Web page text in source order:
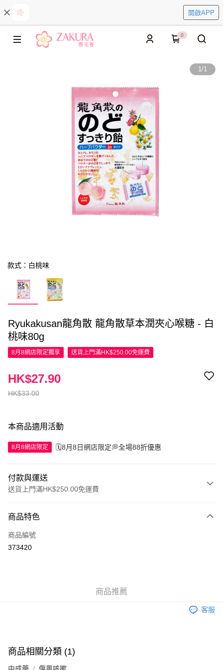
開啟APP
0
1/1
款式：白桃味
Ryukakusan龍角散 龍角散草本潤夾心喉糖 - 白
桃味80g
8月8網店限定獨享 送貨上門滿HK$250.00免運費
HK$33.00
HK$27.90
本商品適用活動
8月8網店限定 🗓️8月8日網店限定💭全場88折優惠
付款與運送
送貨上門滿HK$250.00免運費
信用卡
Apple Pay
付款後門市自取，訂單確認後2-4個工作天到店，7天內取。逾期後
商品特色
商品編號
373420
商品推薦
客服
商品相關分類 (1)